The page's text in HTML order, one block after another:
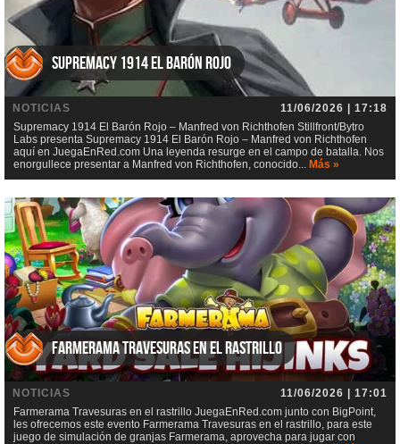
Supremacy 1914 El Barón Rojo
NOTICIAS
11/06/2026 | 17:18
Supremacy 1914 El Barón Rojo – Manfred von Richthofen Stillfront/Bytro
Labs presenta Supremacy 1914 El Barón Rojo – Manfred von Richthofen
aquí en JuegaEnRed.com Una leyenda resurge en el campo de batalla. Nos
enorgullece presentar a Manfred von Richthofen, conocido... Más »
Farmerama Travesuras en el rastrillo
NOTICIAS
11/06/2026 | 17:01
Farmerama Travesuras en el rastrillo JuegaEnRed.com junto con BigPoint,
les ofrecemos este evento Farmerama Travesuras en el rastrillo, para este
juego de simulación de granjas Farmerama, aprovecha para jugar con